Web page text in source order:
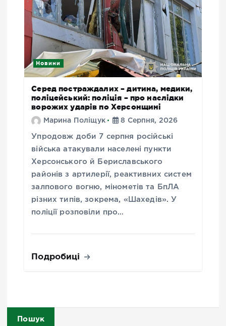
Новини
Серед постраждалих – дитина, медики,
поліцейський: поліція – про наслідки
ворожих ударів по Херсонщині
Марина Поліщук 8 Серпня, 2026
Упродовж доби 7 серпня російські
війська атакували населені пункти
Херсонського й Бериславського
районів з артилерії, реактивних систем
залпового вогню, мінометів та БпЛА
різних типів, зокрема, «Шахедів». У
поліції розповіли про…
Подробиці
Пошук